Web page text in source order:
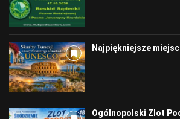
Najpiękniejsze
Ogólnopolski Zlot